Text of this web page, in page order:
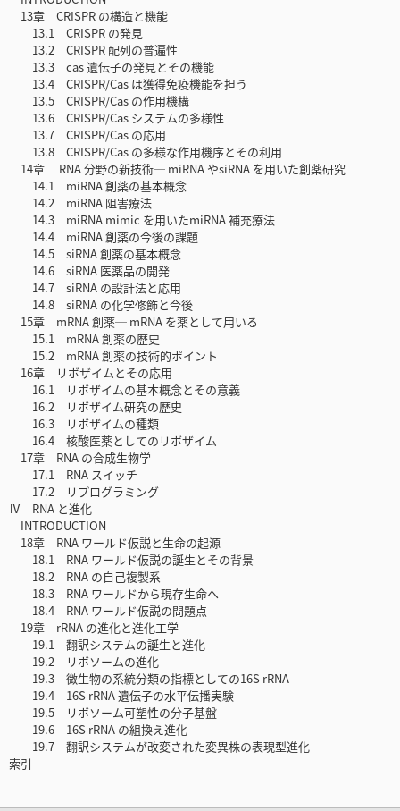
13章 CRISPR の構造と機能
13.1 CRISPR の発見
13.2 CRISPR 配列の普遍性
13.3 cas 遺伝子の発見とその機能
13.4 CRISPR/Cas は獲得免疫機能を担う
13.5 CRISPR/Cas の作用機構
13.6 CRISPR/Cas システムの多様性
13.7 CRISPR/Cas の応用
13.8 CRISPR/Cas の多様な作用機序とその利用
14章 RNA 分野の新技術─ miRNA やsiRNA を用いた創薬研究
14.1 miRNA 創薬の基本概念
14.2 miRNA 阻害療法
14.3 miRNA mimic を用いたmiRNA 補充療法
14.4 miRNA 創薬の今後の課題
14.5 siRNA 創薬の基本概念
14.6 siRNA 医薬品の開発
14.7 siRNA の設計法と応用
14.8 siRNA の化学修飾と今後
15章 mRNA 創薬─ mRNA を薬として用いる
15.1 mRNA 創薬の歴史
15.2 mRNA 創薬の技術的ポイント
16章 リボザイムとその応用
16.1 リボザイムの基本概念とその意義
16.2 リボザイム研究の歴史
16.3 リボザイムの種類
16.4 核酸医薬としてのリボザイム
17章 RNA の合成生物学
17.1 RNA スイッチ
17.2 リプログラミング
Ⅳ RNA と進化
INTRODUCTION
18章 RNA ワールド仮説と生命の起源
18.1 RNA ワールド仮説の誕生とその背景
18.2 RNA の自己複製系
18.3 RNA ワールドから現存生命へ
18.4 RNA ワールド仮説の問題点
19章 rRNA の進化と進化工学
19.1 翻訳システムの誕生と進化
19.2 リボソームの進化
19.3 微生物の系統分類の指標としての16S rRNA
19.4 16S rRNA 遺伝子の水平伝播実験
19.5 リボソーム可塑性の分子基盤
19.6 16S rRNA の組換え進化
19.7 翻訳システムが改変された変異株の表現型進化
索引